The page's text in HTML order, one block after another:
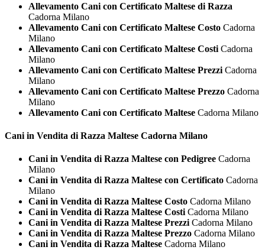
Allevamento Cani con Certificato Maltese di Razza
Cadorna Milano
Allevamento Cani con Certificato Maltese Costo Cadorna
Milano
Allevamento Cani con Certificato Maltese Costi Cadorna
Milano
Allevamento Cani con Certificato Maltese Prezzi Cadorna
Milano
Allevamento Cani con Certificato Maltese Prezzo Cadorna
Milano
Allevamento Cani con Certificato Maltese Cadorna Milano
Cani in Vendita di Razza Maltese Cadorna Milano
Cani in Vendita di Razza Maltese con Pedigree Cadorna
Milano
Cani in Vendita di Razza Maltese con Certificato Cadorna
Milano
Cani in Vendita di Razza Maltese Costo Cadorna Milano
Cani in Vendita di Razza Maltese CostiCadorna Milano
Cani in Vendita di Razza Maltese PrezziCadorna Milano
Cani in Vendita di Razza Maltese Prezzo Cadorna Milano
Cani in Vendita di Razza Maltese Cadorna Milano